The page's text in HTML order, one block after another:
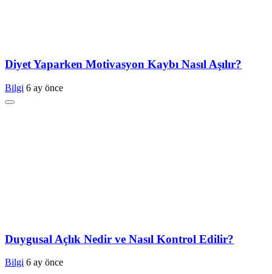
Diyet Yaparken Motivasyon Kaybı Nasıl Aşılır?
Bilgi 6 ay önce
Duygusal Açlık Nedir ve Nasıl Kontrol Edilir?
Bilgi 6 ay önce